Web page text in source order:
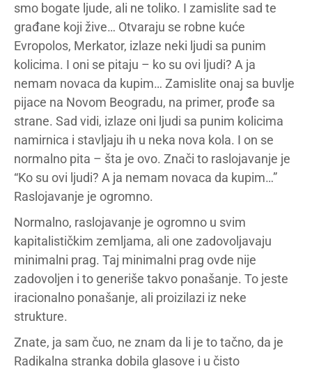
smo bogate ljude, ali ne toliko. I zamislite sad te
građane koji žive… Otvaraju se robne kuće
Evropolos, Merkator, izlaze neki ljudi sa punim
kolicima. I oni se pitaju – ko su ovi ljudi? A ja
nemam novaca da kupim… Zamislite onaj sa buvlje
pijace na Novom Beogradu, na primer, prođe sa
strane. Sad vidi, izlaze oni ljudi sa punim kolicima
namirnica i stavljaju ih u neka nova kola. I on se
normalno pita – šta je ovo. Znači to raslojavanje je
“Ko su ovi ljudi? A ja nemam novaca da kupim…”
Raslojavanje je ogromno.
Normalno, raslojavanje je ogromno u svim
kapitalističkim zemljama, ali one zadovoljavaju
minimalni prag. Taj minimalni prag ovde nije
zadovoljen i to generiše takvo ponašanje. To jeste
iracionalno ponašanje, ali proizilazi iz neke
strukture.
Znate, ja sam čuo, ne znam da li je to tačno, da je
Radikalna stranka dobila glasove i u čisto